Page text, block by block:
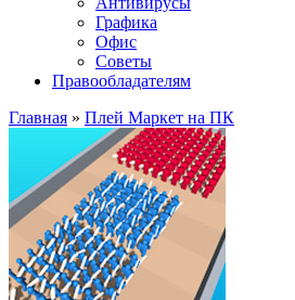
Графика
Офис
Советы
Правообладателям
Главная » Плей Маркет на ПК